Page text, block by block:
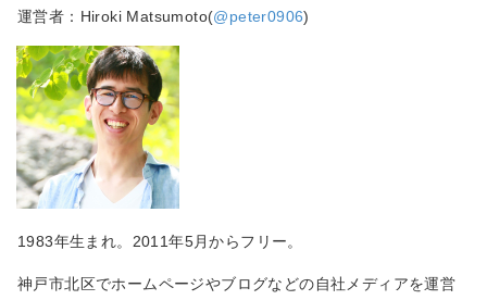
運営者：Hiroki Matsumoto(@peter0906)
1983年生まれ。2011年5月からフリー。
神戸市北区でホームページやブログなどの自社メディアを運営